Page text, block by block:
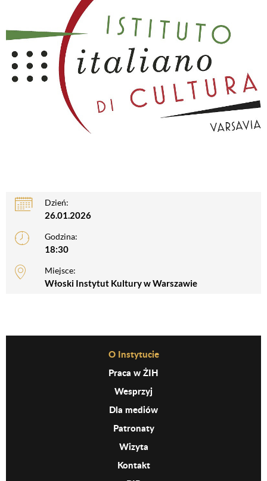
Dzień:
26.01.2026
Godzina:
18:30
Miejsce:
Włoski Instytut Kultury w Warszawie
Before Footer MenuO Instytucie
Praca w ŻIH
Wesprzyj
Dla mediów
Patronaty
Wizyta
Kontakt